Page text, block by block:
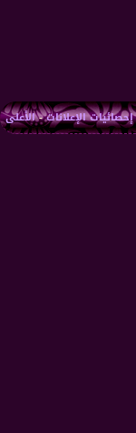
إحصائيات الإعلانات-الأعلى